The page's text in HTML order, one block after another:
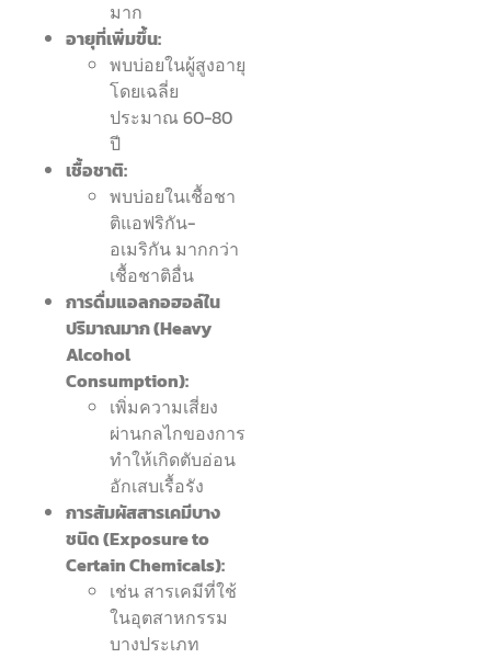
มาก
อายุที่เพิ่มขึ้น:
พบบ่อยในผู้สูงอายุ
โดยเฉลี่ย
ประมาณ 60-80
ปี
เชื้อชาติ:
พบบ่อยในเชื้อชา
ติแอฟริกัน-
อเมริกัน มากกว่า
เชื้อชาติอื่น
การดื่มแอลกอฮอล์ใน
ปริมาณมาก (Heavy
Alcohol
Consumption):
เพิ่มความเสี่ยง
ผ่านกลไกของการ
ทำให้เกิดตับอ่อน
อักเสบเรื้อรัง
การสัมผัสสารเคมีบาง
ชนิด (Exposure to
Certain Chemicals):
เช่น สารเคมีที่ใช้
ในอุตสาหกรรม
บางประเภท